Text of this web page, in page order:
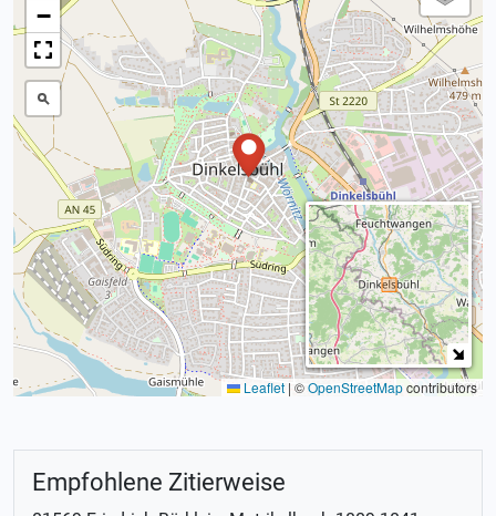
−
Leaflet | ©OpenStreetMapcontributors
Empfohlene Zitierweise